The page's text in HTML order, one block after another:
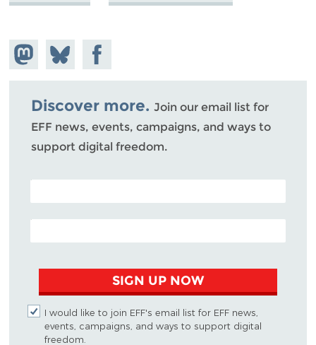
Share on
Mastodon
Share
on
Bluesky
Share on
Facebook
Discover more. Join our email list for
EFF news, events, campaigns, and ways to
support digital freedom.
POSTAL CODE (OPTIONAL)
EMAIL ADDRESS
SIGN UP NOW
I would like to join EFF's email list for EFF news,
events, campaigns, and ways to support digital
freedom.